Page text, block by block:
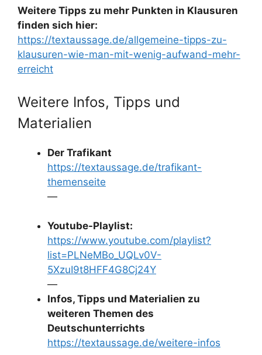
Weitere Tipps zu mehr Punkten in Klausuren
finden sich hier:
https://textaussage.de/allgemeine-tipps-zu-
klausuren-wie-man-mit-wenig-aufwand-mehr-
erreicht
Weitere Infos, Tipps und
Materialien
Der Trafikant
https://textaussage.de/trafikant-
themenseite
—
Youtube-Playlist:
https://www.youtube.com/playlist?
list=PLNeMBo_UQLv0V-
5XzuI9t8HFF4G8Cj24Y
—
Infos, Tipps und Materialien zu
weiteren Themen des
Deutschunterrichts
https://textaussage.de/weitere-infos